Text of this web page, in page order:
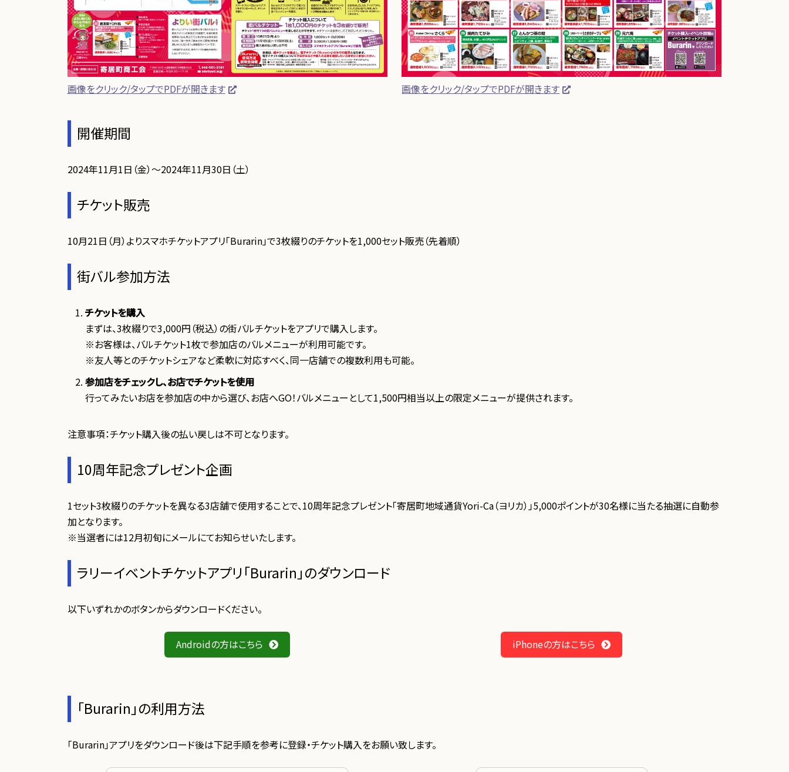
画像をクリック/タップでPDFが開きます 画像をクリック/タップでPDFが開きます
開催期間
2024年11月1日（金）～2024年11月30日（土）
チケット販売
10月21日（月）よりスマホチケットアプリ「Burarin」で3枚綴りのチケットを1,000セット販売（先着順）
街バル参加方法
チケットを購入
まずは、3枚綴りで3,000円（税込）の街バルチケットをアプリで購入します。
※お客様は、バルチケット1枚で参加店のバルメニューが利用可能です。
※友人等とのチケットシェアなど柔軟に対応すべく、同一店舗での複数利用も可能。
参加店をチェックし、お店でチケットを使用
行ってみたいお店を参加店の中から選び、お店へGO！バルメニューとして1,500円相当以上の限定メニューが提供されます。
注意事項：チケット購入後の払い戻しは不可となります。
10周年記念プレゼント企画
1セット3枚綴りのチケットを異なる3店舗で使用することで、10周年記念プレゼント「寄居町地域通貨Yori-Ca（ヨリカ）」5,000ポイントが30名様に当たる抽選に自動参
加となります。
※当選者には12月初旬にメールにてお知らせいたします。
ラリーイベントチケットアプリ「Burarin」のダウンロード
以下いずれかのボタンからダウンロードください。
Androidの方はこちら iPhoneの方はこちら
「Burarin」の利用方法
「Burarin」アプリをダウンロード後は下記手順を参考に登録・チケット購入をお願い致します。